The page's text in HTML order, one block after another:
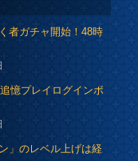
者ガチャ開始！48時
憶プレイログインボ
」のレベル上げは経